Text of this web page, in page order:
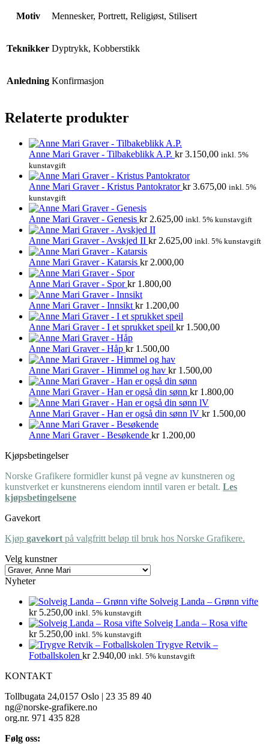
Motiv Mennesker, Portrett, Religiøst, Stilisert
Teknikker Dyptrykk, Kobberstikk
Anledning Konfirmasjon
Relaterte produkter
Anne Mari Graver - Tilbakeblikk A.P. kr3.150,00 inkl. 5%
kunstavgift
Anne Mari Graver - Kristus Pantokratorkr3.675,00 inkl. 5%
kunstavgift
Anne Mari Graver - Genesis kr2.625,00 inkl. 5% kunstavgift
Anne Mari Graver - Avskjed II kr2.625,00 inkl. 5% kunstavgift
Anne Mari Graver - Katarsis kr2.000,00
Anne Mari Graver - Sporkr1.800,00
Anne Mari Graver - Innsikt kr1.200,00
Anne Mari Graver - I et sprukket speil kr1.500,00
Anne Mari Graver - Håp kr1.500,00
Anne Mari Graver - Himmel og hav kr1.500,00
Anne Mari Graver - Han er også din sønn kr1.800,00
Anne Mari Graver - Han er også din sønn lV kr1.500,00
Anne Mari Graver - Besøkende kr1.200,00
Kjøpsbetingelser
Norske Grafikere formidler kunst på vegne av kunstneren og
kunstverket er kunstnerens eiendom inntil varen er betalt. Les
kjøpsbetingelsene
Gavekort
Kjøp gavekort på valgfritt beløp til bruk hos Norske Grafikere.
Velg kunstner
Nyheter
Solveig Landa – Grønn vifte
kr5.250,00 inkl. 5% kunstavgift
Solveig Landa – Rosa vifte
kr5.250,00 inkl. 5% kunstavgift
Trygve Retvik –
Fotballskolen kr2.940,00 inkl. 5% kunstavgift
KONTAKT
Tollbugata 24,0157 Oslo | 23 35 89 40
ng@norske-grafikere.no
org.nr. 971 435 828
Følg oss: